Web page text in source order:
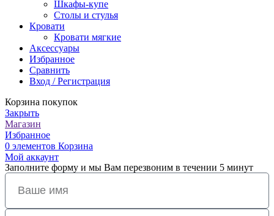
Шкафы-купе
Столы и стулья
Кровати
Кровати мягкие
Аксессуары
Избранное
Сравнить
Вход / Регистрация
Корзина покупок
Закрыть
Магазин
Избранное
0 элементов Корзина
Мой аккаунт
Заполните форму и мы Вам перезвоним в течении 5 минут